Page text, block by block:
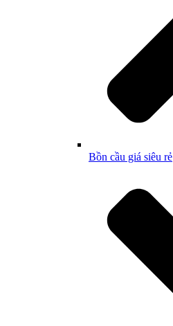
Bồn cầu giá siêu rẻ